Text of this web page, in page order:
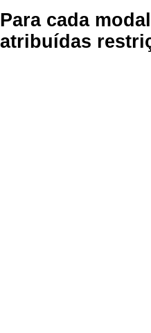
Para cada
atribuídas